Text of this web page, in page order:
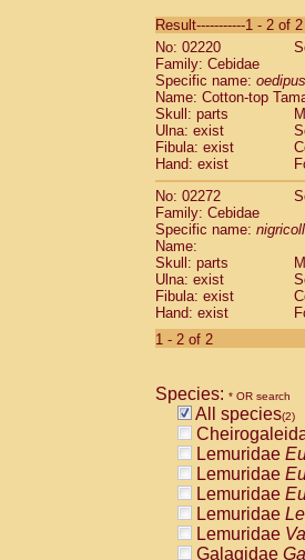
Cebidae
Cebidae
Cebidae
Cebidae
Cebidae
Cebidae
Cebidae
Cebidae
Cebidae
Cebidae
Cebidae
Cebidae
Cebidae
Cebidae
Cebidae
Cebidae
Atelidae
Atelidae
Atelidae
Atelidae
Atelidae
Atelidae
Atelidae
Atelidae
Atelidae
Pitheciidae
Result-----------1 - 2 of 2
No: 02220
Family: Cebidae
Specific name: oedipus
Name: Cotton-top
Skull: parts
Ulna: exist
Fibula: exist
Hand: exist
No: 02272
Family: Cebidae
Specific name:
Name:
Skull: parts
Ulna: exist
Fibula: exist
Hand: exist
1 - 2 of 2
Species: * OR search
All species(2)
Lemuridae
Lemuridae
Lemuridae
Lemuridae
Lemuridae
Galagidae